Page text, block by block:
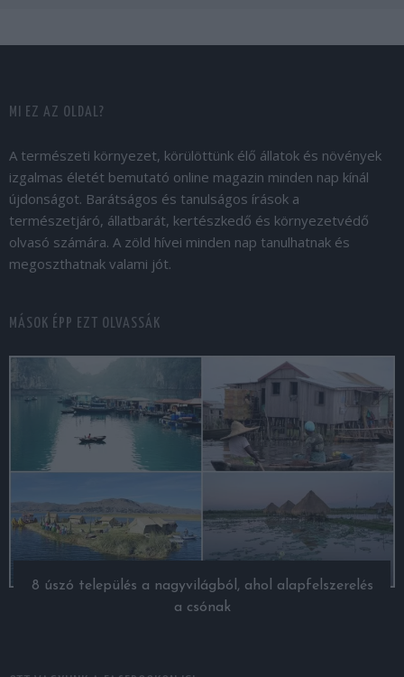
MI EZ AZ OLDAL?
A természeti környezet, körülöttünk élő állatok és növények
izgalmas életét bemutató online magazin minden nap kínál
újdonságot. Barátságos és tanulságos írások a
természetjáró, állatbarát, kertészkedő és környezetvédő
olvasó számára. A zöld hívei minden nap tanulhatnak és
megoszthatnak valami jót.
MÁSOK ÉPP EZT OLVASSÁK
8 úszó település a nagyvilágból, ahol alapfelszerelés
a csónak